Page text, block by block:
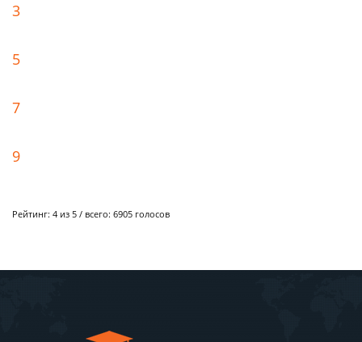
3
5
7
9
Рейтинг: 4 из 5 / всего: 6905 голосов